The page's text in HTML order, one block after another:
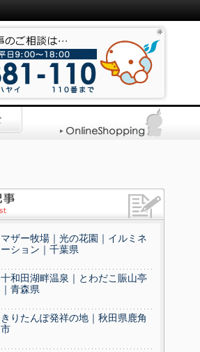
マザー牧場｜光の花園｜イルミネ
ーション｜千葉県
十和田湖畔温泉｜とわだこ賑山亭
｜青森県
きりたんぽ発祥の地｜秋田県鹿角
市